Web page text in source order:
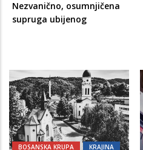
Nezvanično, osumnjičena
supruga ubijenog
BOSANSKA KRUPA KRAJINA